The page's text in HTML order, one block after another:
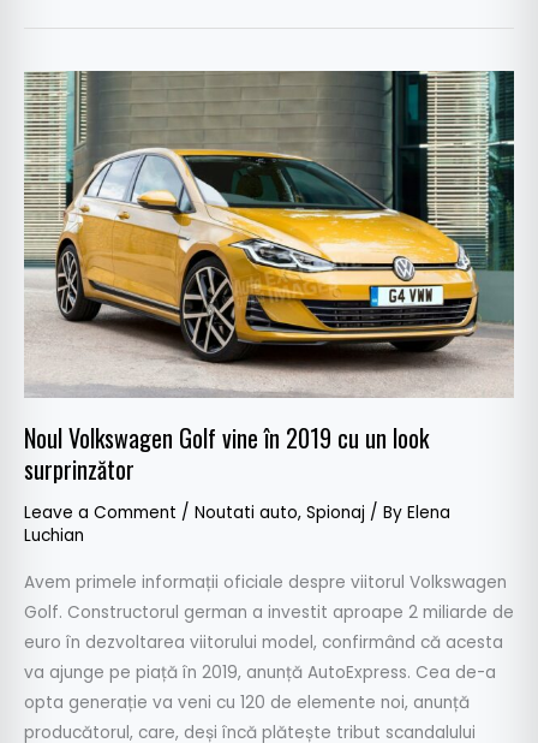
Noul Volkswagen Golf vine în 2019 cu un look
surprinzător
Leave a Comment / Noutati auto, Spionaj / By Elena
Luchian
Avem primele informații oficiale despre viitorul Volkswagen
Golf. Constructorul german a investit aproape 2 miliarde de
euro în dezvoltarea viitorului model, confirmând că acesta
va ajunge pe piață în 2019, anunță AutoExpress. Cea de-a
opta generație va veni cu 120 de elemente noi, anunță
producătorul, care, deși încă plătește tribut scandalului
Noul
Volkswagen
Golf
vine
în
2019
cu
un
look
surprinzător